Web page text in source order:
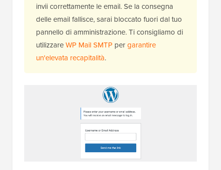
invii correttamente le email. Se la consegna
delle email fallisce, sarai bloccato fuori dal tuo
pannello di amministrazione. Ti consigliamo di
utilizzareWP Mail SMTP pergarantire
un'elevata recapitalità.